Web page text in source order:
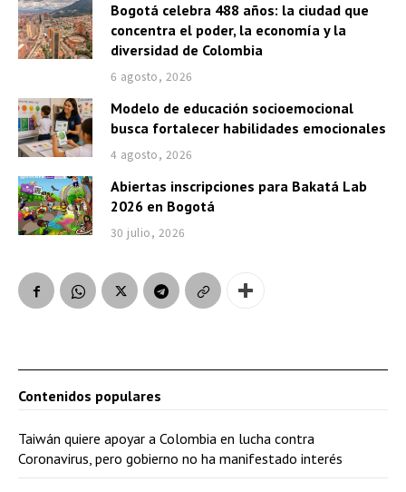
Bogotá celebra 488 años: la ciudad que
concentra el poder, la economía y la
diversidad de Colombia
6 agosto, 2026
Modelo de educación socioemocional
busca fortalecer habilidades emocionales
4 agosto, 2026
Abiertas inscripciones para Bakatá Lab
2026 en Bogotá
30 julio, 2026
Contenidos populares
Taiwán quiere apoyar a Colombia en lucha contra
Coronavirus, pero gobierno no ha manifestado interés